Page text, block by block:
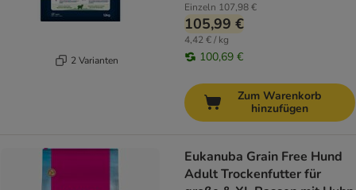
2 Varianten
Einzeln 107,98 €
105,99 €
4,42 € / kg
100,69 €
Zum Warenkorb
hinzufügen
Eukanuba Grain Free Hund
Adult Trockenfutter für